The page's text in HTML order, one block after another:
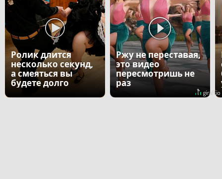
Ролик длится
несколько секунд,
а смеяться вы
будете долго
Ржу не переставая,
это видео
пересмотришь не
раз